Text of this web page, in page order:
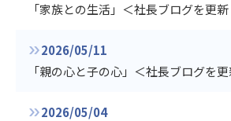
「家族との生活」＜社長ブログを更
2026/05/11
「親の心と子の心」＜社長ブログを
2026/05/04